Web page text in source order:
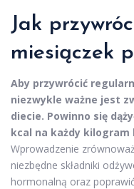
Jak
miesiączek
Aby przywrócić
niezwykle ważne jest
diecie. Powinno się
kcal na każdy kilogram
Wprowadzenie
niezbędne składniki
hormonalną oraz